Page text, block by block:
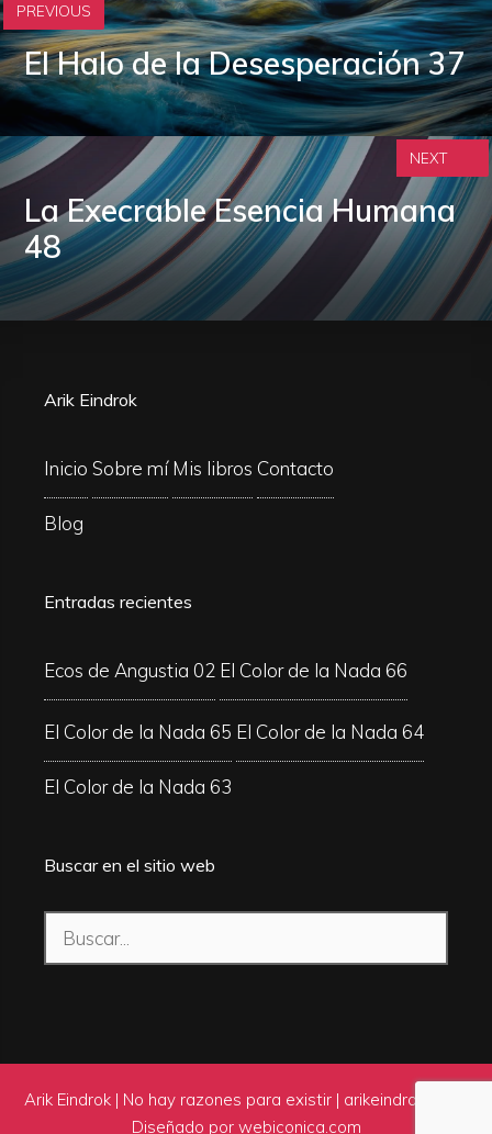
PREVIOUS
El Halo de la Desesperación 37
La Execrable Esencia Humana
48
NEXT
Arik Eindrok
Inicio Sobre mí Mis libros Contacto
Blog
Entradas recientes
Ecos de Angustia 02 El Color de la Nada 66
El Color de la Nada 65 El Color de la Nada 64
El Color de la Nada 63
Buscar en el sitio web
Arik Eindrok | No hay razones para existir | arikeindrok.com
Diseñado por webiconica.com